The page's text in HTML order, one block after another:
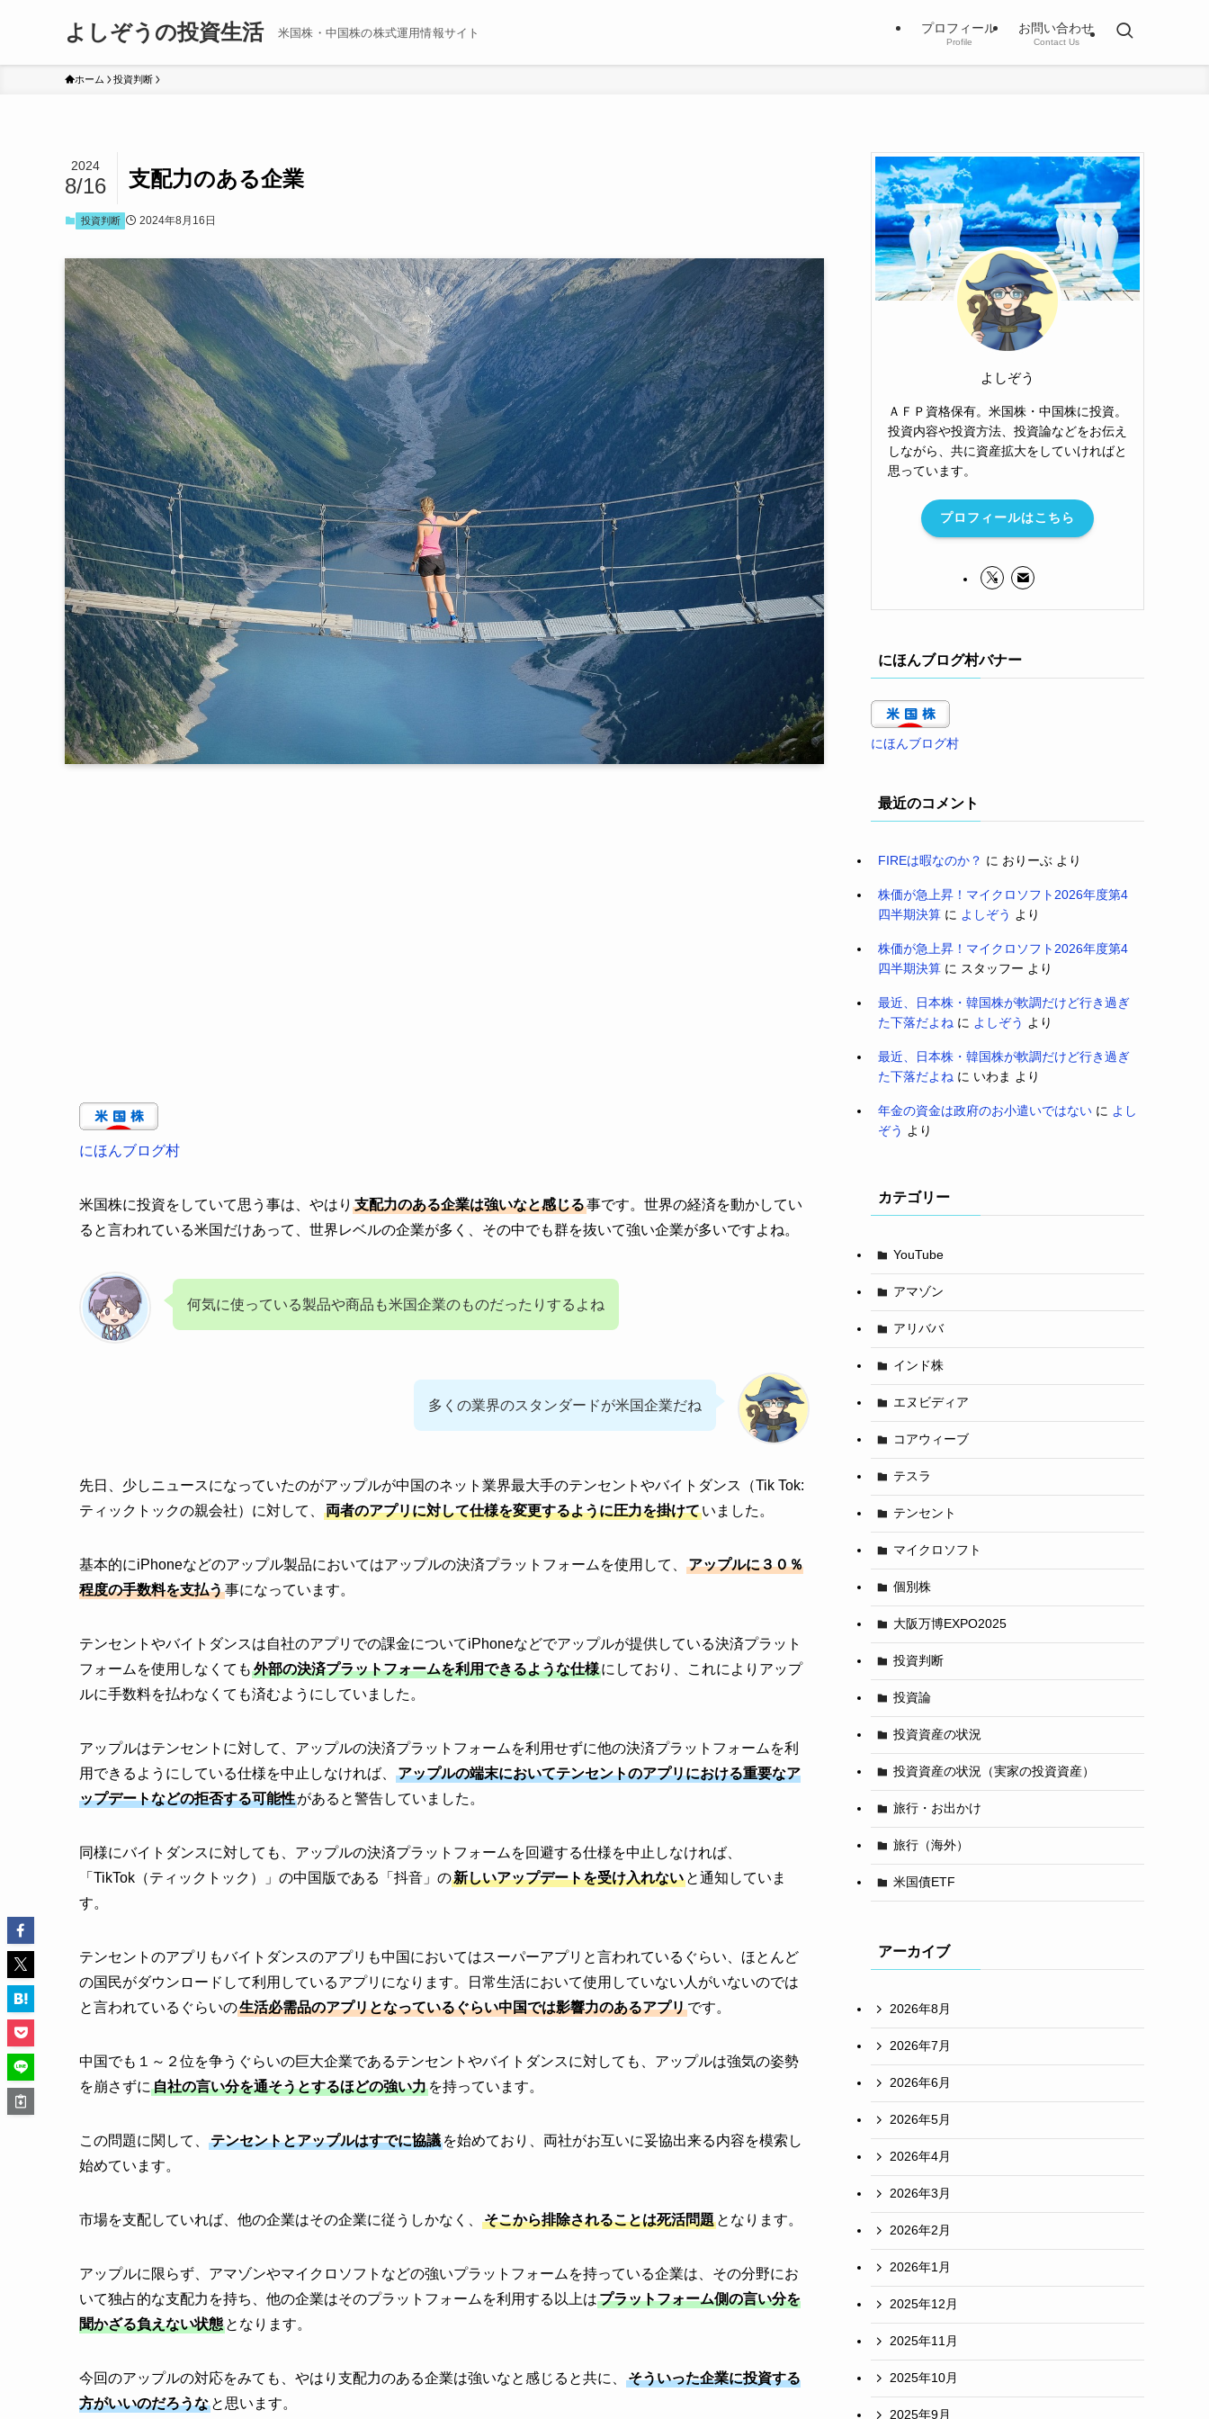
よしぞうの投資生活 米国株・中国株の株式運用情報サイト プロフィール
Profile
お問い合わせ
Contact Us
ホーム 投資判断
支配力のある企業
2024
8/16
投資判断 2024年8月16日
にほんブログ村
米国株に投資をしていて思う事は、やはり 支配力のある企業は強いなと感じる事です。世界の経済を動かしてい
ると言われている米国だけあって、世界レベルの企業が多く、その中でも群を抜いて強い企業が多いですよね。
何気に使っている製品や商品も米国企業のものだったりするよね
多くの業界のスタンダードが米国企業だね
先日、少しニュースになっていたのがアップルが中国のネット業界最大手のテンセントやバイトダンス（Tik Tok:
ティックトックの親会社）に対して、
両者のアプリに対して仕様を変更するように圧力を掛けていました。
基本的にiPhoneなどのアップル製品においてはアップルの決済プラットフォームを使用して、
アップルに３０％
程度の手数料を支払う事になっています。
テンセントやバイトダンスは自社のアプリでの課金についてiPhoneなどでアップルが提供している決済プラット
フォームを使用しなくても 外部の決済プラットフォームを利用できるような仕様にしており、これによりアップ
ルに手数料を払わなくても済むようにしていました。
アップルはテンセントに対して、アップルの決済プラットフォームを利用せずに他の決済プラットフォームを利
用できるようにしている仕様を中止しなければ、
アップルの端末においてテンセントのアプリにおける重要なア
ップデートなどの拒否する可能性があると警告していました。
同様にバイトダンスに対しても、アップルの決済プラットフォームを回避する仕様を中止しなければ、
「TikTok（ティックトック）」の中国版である「抖音」の新しいアップデートを受け入れない と通知していま
す。
テンセントのアプリもバイトダンスのアプリも中国においてはスーパーアプリと言われているぐらい、ほとんど
の国民がダウンロードして利用しているアプリになります。日常生活において使用していない人がいないのでは
と言われているぐらいの生活必需品のアプリとなっているぐらい中国では影響力のあるアプリです。
中国でも１～２位を争うぐらいの巨大企業であるテンセントやバイトダンスに対しても、アップルは強気の姿勢
を崩さずに自社の言い分を通そうとするほどの強い力 を持っています。
この問題に関して、 テンセントとアップルはすでに協議 を始めており、両社がお互いに妥協出来る内容を模索し
始めています。
市場を支配していれば、他の企業はその企業に従うしかなく、 そこから排除されることは死活問題 となります。
アップルに限らず、アマゾンやマイクロソフトなどの強いプラットフォームを持っている企業は、その分野にお
いて独占的な支配力を持ち、他の企業はそのプラットフォームを利用する以上はプラットフォーム側の言い分を
聞かざる負えない状態 となります。
今回のアップルの対応をみても、やはり支配力のある企業は強いなと感じると共に、
そういった企業に投資する
方がいいのだろうな と思います。
よしぞう
ＡＦＰ資格保有。米国株・中国株に投資。
投資内容や投資方法、投資論などをお伝え
しながら、共に資産拡大をしていければと
思っています。
プロフィールはこちら
にほんブログ村バナー
にほんブログ村
最近のコメント
FIREは暇なのか？ に おりーぶ より
株価が急上昇！マイクロソフト2026年度第4
四半期決算 に よしぞう より
株価が急上昇！マイクロソフト2026年度第4
四半期決算 に スタッフー より
最近、日本株・韓国株が軟調だけど行き過ぎ
た下落だよね に よしぞう より
最近、日本株・韓国株が軟調だけど行き過ぎ
た下落だよね に いわま より
年金の資金は政府のお小遣いではない に よし
ぞう より
カテゴリー
YouTube
アマゾン
アリババ
インド株
エヌビディア
コアウィーブ
テスラ
テンセント
マイクロソフト
個別株
大阪万博EXPO2025
投資判断
投資論
投資資産の状況
投資資産の状況（実家の投資資産）
旅行・お出かけ
旅行（海外）
米国債ETF
アーカイブ
2026年8月
2026年7月
2026年6月
2026年5月
2026年4月
2026年3月
2026年2月
2026年1月
2025年12月
2025年11月
2025年10月
2025年9月